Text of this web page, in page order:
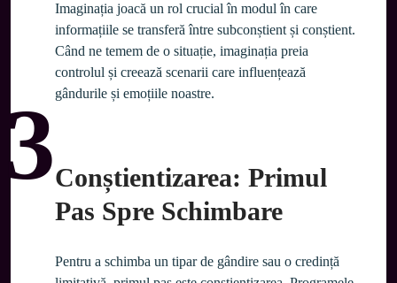
Imaginația joacă un rol crucial în modul în care
informațiile se transferă între subconștient și conștient.
Când ne temem de o situație, imaginația preia
controlul și creează scenarii care influențează
gândurile și emoțiile noastre.
3Conștientizarea: Primul
Pas Spre Schimbare
Pentru a schimba un tipar de gândire sau o credință